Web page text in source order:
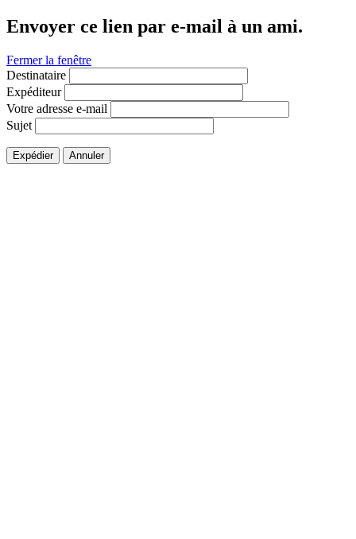
Envoyer ce lien par e-mail à un ami.
Fermer la fenêtre
Destinataire
Expéditeur
Votre adresse e-mail
Sujet
Expédier Annuler